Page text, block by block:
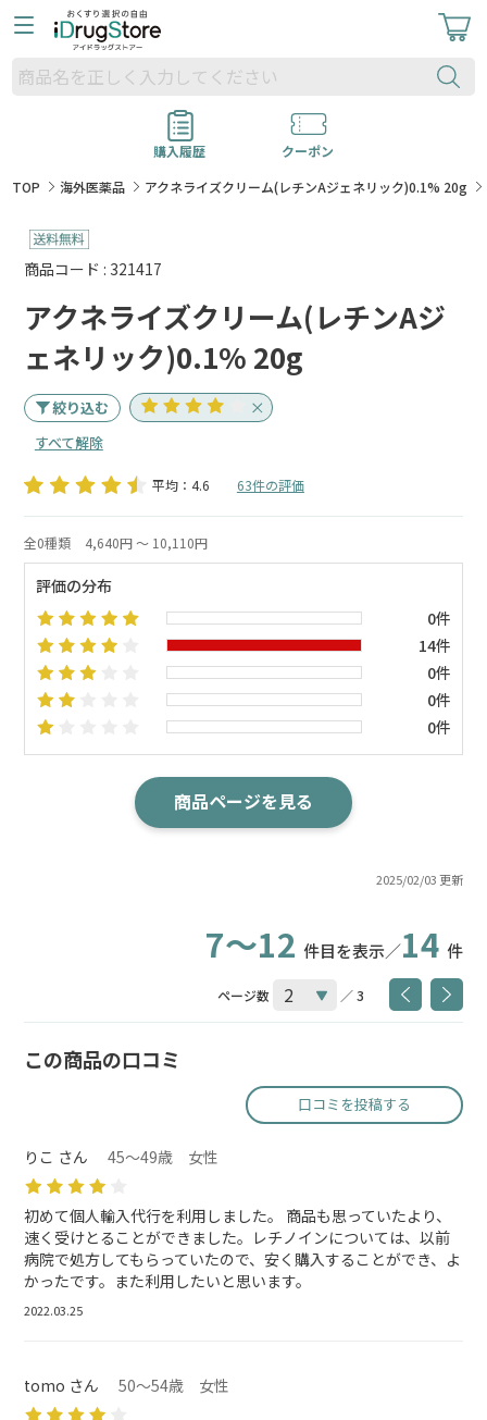
購入履歴
クーポン
TOP
海外医薬品 アクネライズクリーム(レチンAジェネリック)0.1% 20g
商品コード : 321417
アクネライズクリーム(レチンAジ
ェネリック)0.1% 20g
絞り込む
すべて解除
平均：4.6 63件の評価
2025/02/03 更新
全0種類 4,640円 ～ 10,110円
評価の分布
0件
14件
0件
0件
0件
商品ページを見る
7～12 件目を表示／14 件
ページ数 ／ 3
この商品の口コミ
口コミを投稿する
りこ さん 45～49歳 女性
初めて個人輸入代行を利用しました。 商品も思っていたより、
速く受けとることができました。レチノインについては、以前
病院で処方してもらっていたので、安く購入することができ、よ
かったです。また利用したいと思います。
2022.03.25
tomo さん 50～54歳 女性